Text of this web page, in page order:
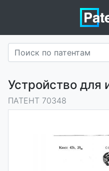
Устройство для
ПАТЕНТ 70348